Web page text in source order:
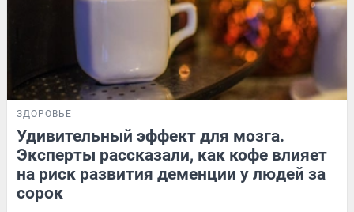
ЗДОРОВЬЕ
Удивительный эффект для мозга.
Эксперты рассказали, как кофе влияет
на риск развития деменции у людей за
сорок